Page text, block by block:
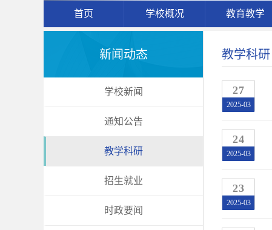
首页 学校概况 教育教学
新闻动态
学校新闻
通知公告
教学科研
招生就业
时政要闻
教学科研
27
2025-03
24
2025-03
23
2025-03